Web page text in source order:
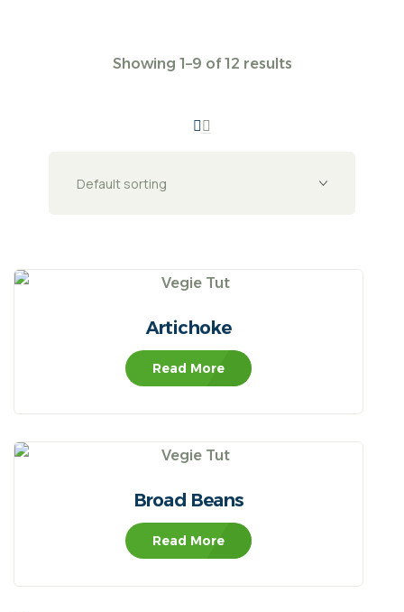
Showing 1–9 of 12 results
Artichoke
Read More
Broad Beans
Read More